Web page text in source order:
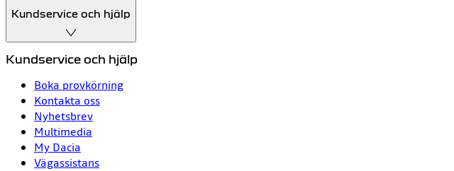
Kundservice och hjälp
Kundservice och hjälp
Boka provkörning
Kontakta oss
Nyhetsbrev
Multimedia
My Dacia
Vägassistans